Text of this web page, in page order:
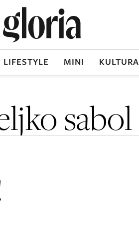
LIFESTYLE MINI KULTURA
sabol